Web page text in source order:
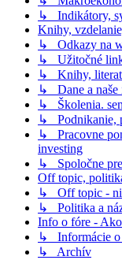
↳ Indikátory,
Knihy,
↳ Odkazy na
↳ Užitočné
↳ Knihy,
↳ Dane a naše
↳ Školenia.
↳ Podnikanie,
↳ Pracovne
investing
↳ Spoločne
Off topic,
↳ Off topic -
↳ Politika a
Info o fóre -
↳ Informácie o
↳ Archív